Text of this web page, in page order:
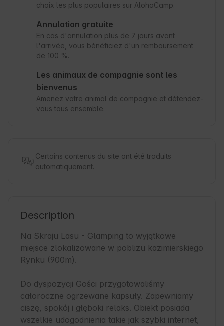
choix les plus populaires sur AlohaCamp.
Annulation gratuite
En cas d'annulation plus de 7 jours avant
l'arrivée, vous bénéficiez d'un remboursement
de 100 %.
Les animaux de compagnie sont les
bienvenus
Amenez votre animal de compagnie et détendez-
vous tous ensemble.
Certains contenus du site ont été traduits
automatiquement.
Description
Na Skraju Lasu - Glamping to wyjątkowe
miejsce zlokalizowane w pobliżu kazimierskiego
Rynku (900m).
Do dyspozycji Gości przygotowaliśmy
całoroczne ogrzewane kapsuły. Zapewniamy
ciszę, spokój i głęboki relaks. Obiekt posiada
wszelkie udogodnienia takie jak szybki internet,